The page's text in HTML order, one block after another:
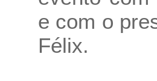
e com o
Félix.